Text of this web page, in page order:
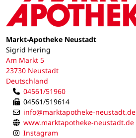
Markt-Apotheke Neustadt
Sigrid Hering
Am Markt 5
23730 Neustadt
Deutschland
04561/51960
04561/519614
info@marktapotheke-neustadt.de
www.marktapotheke-neustadt.de
Instagram